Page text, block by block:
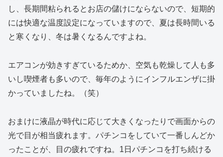
し、長期間粘られるとお店の儲けにならないので、短期的
には快適な温度設定になっていますので、夏は長時間いる
と寒くなり、冬は暑くなるんですよね。
エアコンが効きすぎているためか、空気も乾燥して人も多
いし喫煙者も多いので、毎年のようにインフルエンザに掛
かっていましたね。（笑）
おまけに液晶が時代に応じて大きくなったりで画面からの
光で目が相当疲れます。パチンコをしていて一番しんどか
ったことが、目の疲れですね。1日パチンコを打ち続ける